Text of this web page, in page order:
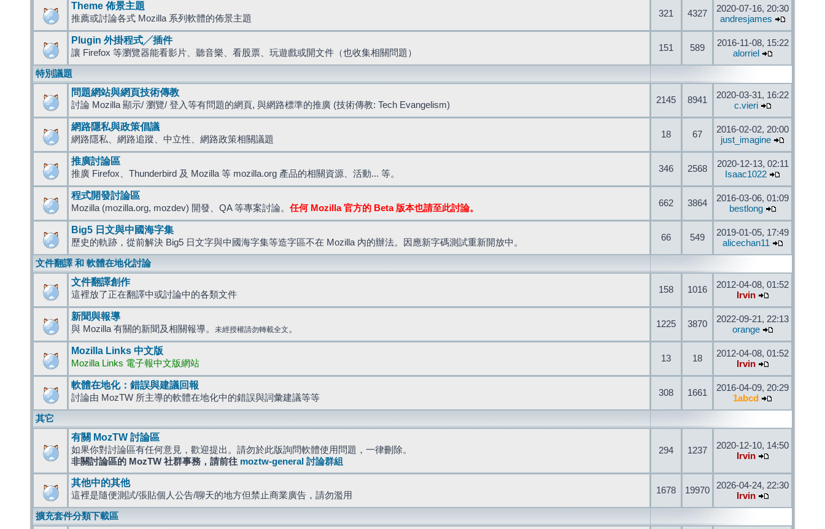
Theme 佈景主題
推薦或討論各式 Mozilla 系列軟體的佈景主題 321 4327
2020-07-16, 20:30
andresjames
Plugin 外掛程式╱插件
讓 Firefox 等瀏覽器能看影片、聽音樂、看股票、玩遊戲或開文件（也收集相關問題） 151 589
2016-11-08, 15:22
alorriel
特別議題
問題網站與網頁技術傳教
討論 Mozilla 顯示/ 瀏覽/ 登入等有問題的網頁, 與網路標準的推廣 (技術傳教: Tech Evangelism) 2145 8941
2020-03-31, 16:22
c.vieri
網路隱私與政策倡議
網路隱私、網路追蹤、中立性、網路政策相關議題 18 67
2016-02-02, 20:00
just_imagine
推廣討論區
推廣 Firefox、Thunderbird 及 Mozilla 等 mozilla.org 產品的相關資源、活動... 等。 346 2568
2020-12-13, 02:11
Isaac1022
程式開發討論區
Mozilla (mozilla.org, mozdev) 開發、QA 等專案討論。 任何 Mozilla 官方的 Beta 版本也請至此討論。 662 3864
2016-03-06, 01:09
bestlong
Big5 日文與中國海字集
歷史的軌跡，從前解決 Big5 日文字與中國海字集等造字區不在 Mozilla 內的辦法。因應新字碼測試重新開放中。 66 549
2019-01-05, 17:49
alicechan11
文件翻譯 和 軟體在地化討論
文件翻譯創作
這裡放了正在翻譯中或討論中的各類文件 158 1016
2012-04-08, 01:52
Irvin
新聞與報導
與 Mozilla 有關的新聞及相關報導。 未經授權請勿轉載全文 。 1225 3870
2022-09-21, 22:13
orange
Mozilla Links 中文版
Mozilla Links 電子報中文版網站 13 18
2012-04-08, 01:52
Irvin
軟體在地化：錯誤與建議回報
討論由 MozTW 所主導的軟體在地化中的錯誤與詞彙建議等等 308 1661
2016-04-09, 20:29
1abcd
其它
有關 MozTW 討論區
如果你對討論區有任何意見，歡迎提出。請勿於此版詢問軟體使用問題，一律刪除。
非關討論區的 MozTW 社群事務，請前往 moztw-general 討論群組
294 1237
2020-12-10, 14:50
Irvin
其他中的其他
這裡是隨便測試/張貼個人公告/聊天的地方但禁止商業廣告，請勿濫用 1678 19970
2026-04-24, 22:30
Irvin
擴充套件分類下載區